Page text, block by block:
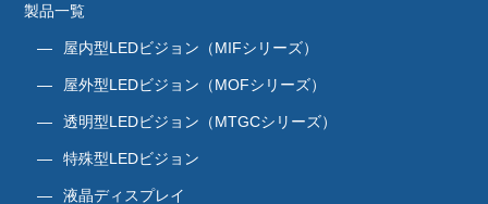
製品一覧
屋内型LEDビジョン（MIFシリーズ）
屋外型LEDビジョン（MOFシリーズ）
透明型LEDビジョン（MTGCシリーズ）
特殊型LEDビジョン
液晶ディスプレイ